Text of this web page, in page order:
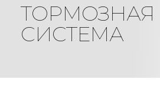
ТОРМОЗНАЯ
СИСТЕМА